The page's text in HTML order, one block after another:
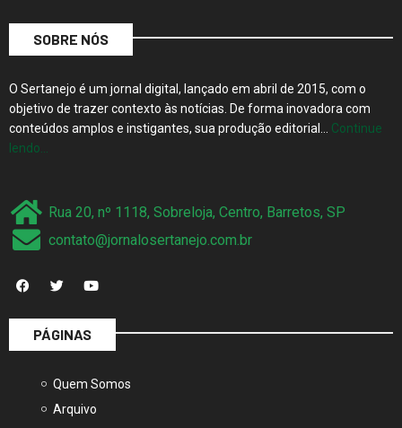
SOBRE NÓS
O Sertanejo é um jornal digital, lançado em abril de 2015, com o
objetivo de trazer contexto às notícias. De forma inovadora com
conteúdos amplos e instigantes, sua produção editorial… Continue
lendo…
Rua 20, nº 1118, Sobreloja, Centro, Barretos, SP
contato@jornalosertanejo.com.br
PÁGINAS
Quem Somos
Arquivo